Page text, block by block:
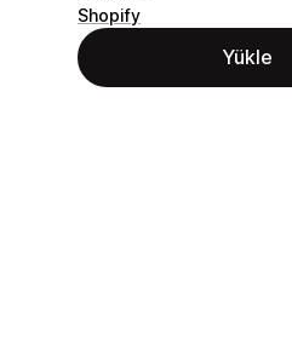
Shopify
Yükle